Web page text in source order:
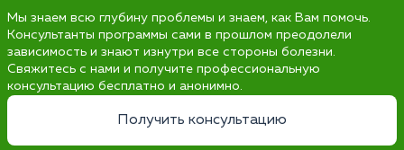
Мы знаем всю глубину проблемы и знаем, как Вам помочь.
Консультанты программы сами в прошлом преодолели
зависимость и знают изнутри все стороны болезни.
Свяжитесь с нами и получите профессиональную
консультацию бесплатно и анонимно.
Получить консультацию